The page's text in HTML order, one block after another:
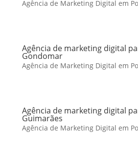
Agência de Marketing Digital em
Agência de marketing digital
Gondomar
Agência de Marketing Digital em
Agência de marketing digital
Guimarães
Agência de Marketing Digital em